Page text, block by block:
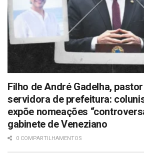
Filho de André Gadelha,
servidora de prefeitura:
expõe nomeações
gabinete de Veneziano
0 COMPARTILHAMENTOS